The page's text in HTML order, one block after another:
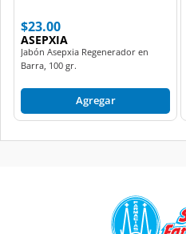
$23.00
ASEPXIA
Jabón Asepxia Regenerador en
Barra, 100 gr.
Agregar